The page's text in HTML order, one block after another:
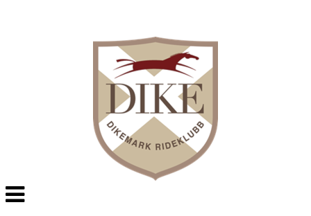
Veksle
navigasjon